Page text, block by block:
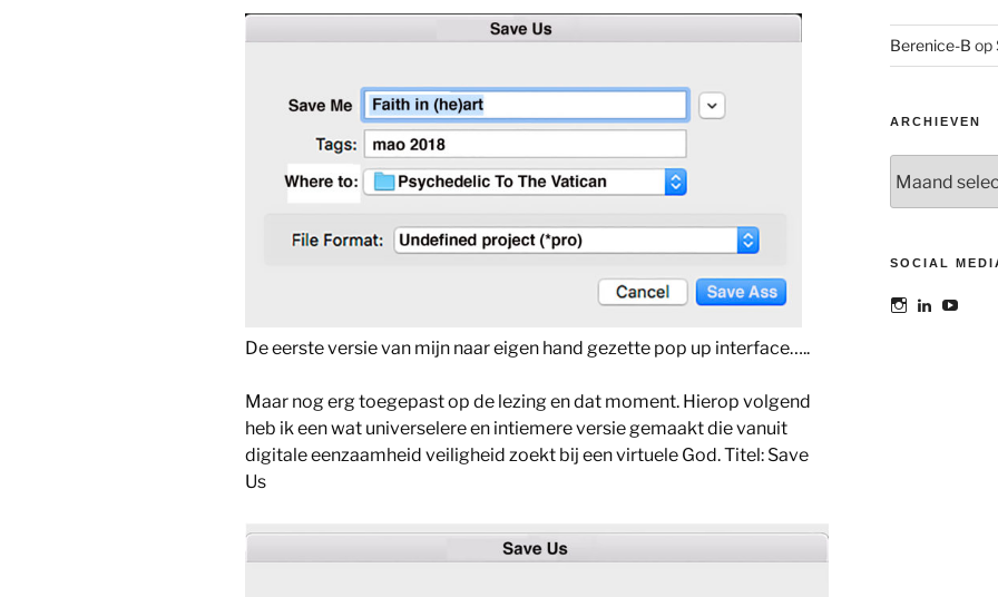
De eerste versie van mijn naar eigen hand gezette pop up interface…..
Maar nog erg toegepast op de lezing en dat moment. Hierop volgend
heb ik een wat universelere en intiemere versie gemaakt die vanuit
digitale eenzaamheid veiligheid zoekt bij een virtuele God. Titel: Save
Us
Berenice-B op
ARCHIEVEN
SOCIAL
BekijkBekijkBekijk